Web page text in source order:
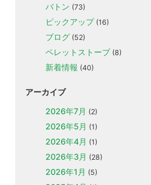
バトン (73)
ピックアップ(16)
ブログ (52)
ペレットストーブ (8)
新着情報 (40)
アーカイブ
2026年7月 (2)
2026年5月 (1)
2026年4月 (1)
2026年3月 (28)
2026年1月 (5)